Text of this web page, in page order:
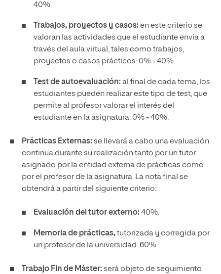
40%.
Trabajos, proyectos y casos: en este criterio se
valoran las actividades que el estudiante envía a
través del aula virtual, tales como trabajos,
proyectos o casos prácticos: 0% - 40%.
Test de autoevaluación: al final de cada tema, los
estudiantes pueden realizar este tipo de test, que
permite al profesor valorar el interés del
estudiante en la asignatura: 0% - 40%.
Prácticas Externas: se llevará a cabo una evaluación
continua durante su realización tanto por un tutor
asignado por la entidad externa de prácticas como
por el profesor de la asignatura. La nota final se
obtendrá a partir del siguiente criterio:
Evaluación del tutor externo: 40%.
Memoria de prácticas,tutorizada y corregida por
un profesor de la universidad: 60%.
Trabajo Fin de Máster: será objeto de seguimiento